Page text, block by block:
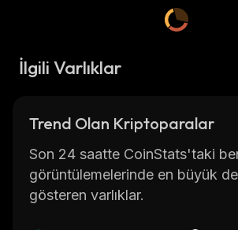
İlgili Varlıklar
Trend Olan Kriptoparalar
Son 24 saatte CoinStats'taki
görüntülemelerinde en büyük
gösteren varlıklar.